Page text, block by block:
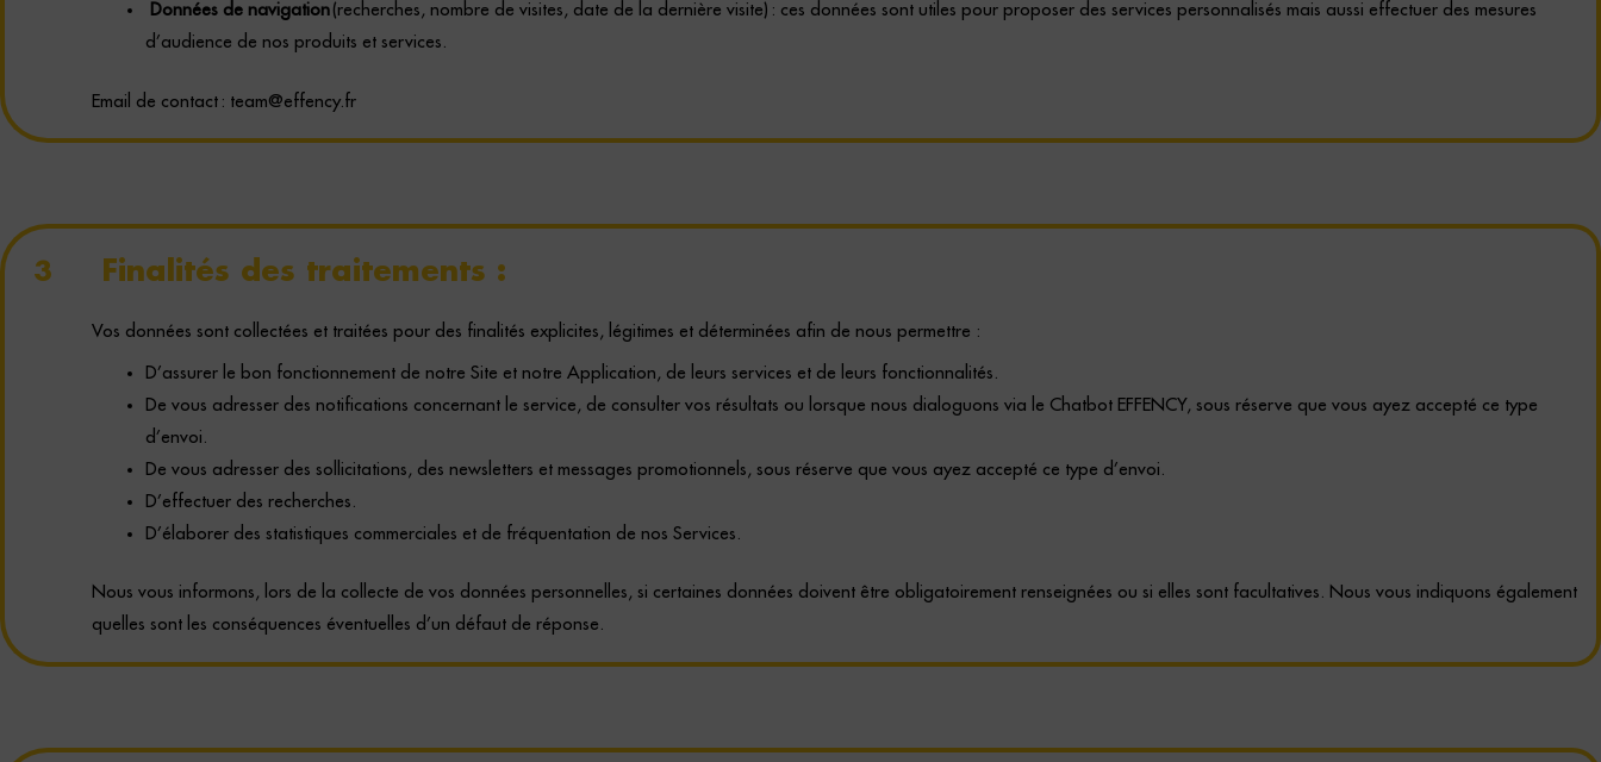
Données de navigation (recherches, nombre de visites, date de la dernière visite) : ces données sont utiles pour proposer des services personnalisés mais aussi effectuer des mesures
d’audience de nos produits et services.
Email de contact : team@effency.fr
3 Finalités des traitements : ​
Vos données sont collectées et traitées pour des finalités explicites, légitimes et déterminées afin de nous permettre :
D’assurer le bon fonctionnement de notre Site et notre Application, de leurs services et de leurs fonctionnalités.
De vous adresser des notifications concernant le service, de consulter vos résultats ou lorsque nous dialoguons via le Chatbot EFFENCY, sous réserve que vous ayez accepté ce type
d’envoi.
De vous adresser des sollicitations, des newsletters et messages promotionnels, sous réserve que vous ayez accepté ce type d’envoi.
D’effectuer des recherches.
D’é laborer des statistiques commerciales et de fréquentation de nos Services.
Nous vous informons, lors de la collecte de vos données personnelles, si certaines données doivent être obligatoirement renseignées ou si elles sont facultatives. Nous vous indiquons également
quelles sont les conséquences éventuelles d’un défaut de réponse.